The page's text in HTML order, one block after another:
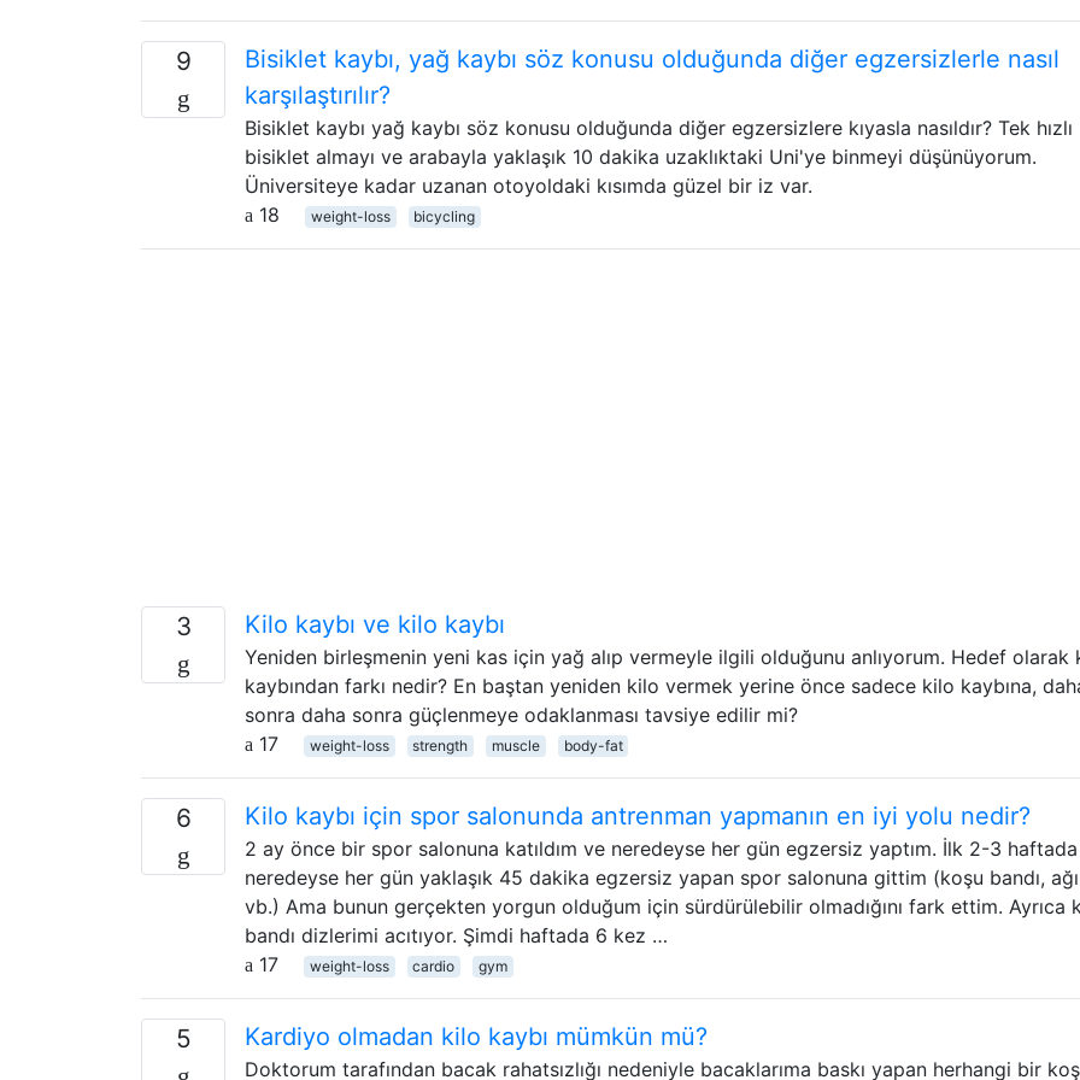
9
Bisiklet kaybı, yağ kaybı söz konusu olduğunda diğer egzersizlerle nasıl
karşılaştırılır?
Bisiklet kaybı yağ kaybı söz konusu olduğunda diğer egzersizlere kıyasla nasıldır? Tek hızlı
bisiklet almayı ve arabayla yaklaşık 10 dakika uzaklıktaki Uni'ye binmeyi düşünüyorum.
Üniversiteye kadar uzanan otoyoldaki kısımda güzel bir iz var.
18
weight-loss bicycling
3 Kilo kaybı ve kilo kaybı
Yeniden birleşmenin yeni kas için yağ alıp vermeyle ilgili olduğunu anlıyorum. Hedef olarak
kaybından farkı nedir? En baştan yeniden kilo vermek yerine önce sadece kilo kaybına,
sonra daha sonra güçlenmeye odaklanması tavsiye edilir mi?
17
weight-loss strength muscle body-fat
6 Kilo kaybı için spor salonunda antrenman yapmanın en iyi yolu nedir?
2 ay önce bir spor salonuna katıldım ve neredeyse her gün egzersiz yaptım. İlk 2-3 haftada
neredeyse her gün yaklaşık 45 dakika egzersiz yapan spor salonuna gittim (koşu bandı,
vb.) Ama bunun gerçekten yorgun olduğum için sürdürülebilir olmadığını fark ettim. Ayrıca
bandı dizlerimi acıtıyor. Şimdi haftada 6 kez …
17
weight-loss cardio gym
5 Kardiyo olmadan kilo kaybı mümkün mü?
Doktorum tarafından bacak rahatsızlığı nedeniyle bacaklarıma baskı yapan herhangi bir